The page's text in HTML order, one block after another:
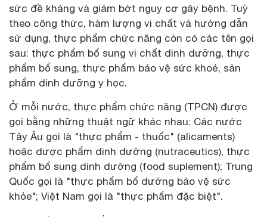
sức đề kháng và giảm bớt nguy cơ gây bệnh. Tuỳ
theo công thức, hàm lượng vi chất và hướng dẫn
sử dụng, thực phẩm chức năng còn có các tên gọi
sau: thực phẩm bổ sung vi chất dinh dưỡng, thực
phẩm bổ sung, thực phẩm bảo vệ sức khoẻ, sản
phẩm dinh dưỡng y học.
Ở mỗi nước, thực phẩm chức năng (TPCN) được
gọi bằng những thuật ngữ khác nhau: Các nước
Tây Âu gọi là "thực phẩm - thuốc" (alicaments)
hoặc dược phẩm dinh dưỡng (nutraceutics), thực
phẩm bổ sung dinh dưỡng (food suplement); Trung
Quốc gọi là "thực phẩm bổ dưỡng bảo vệ sức
khỏe"; Việt Nam gọi là "thực phẩm đặc biệt".